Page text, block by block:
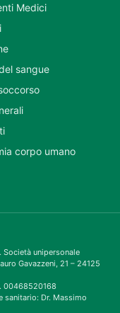
Medici
sangue
corpo umano
Società unipersonale
Gavazzeni, 21 – 24125
00468520168
sanitario: Dr. Massimo